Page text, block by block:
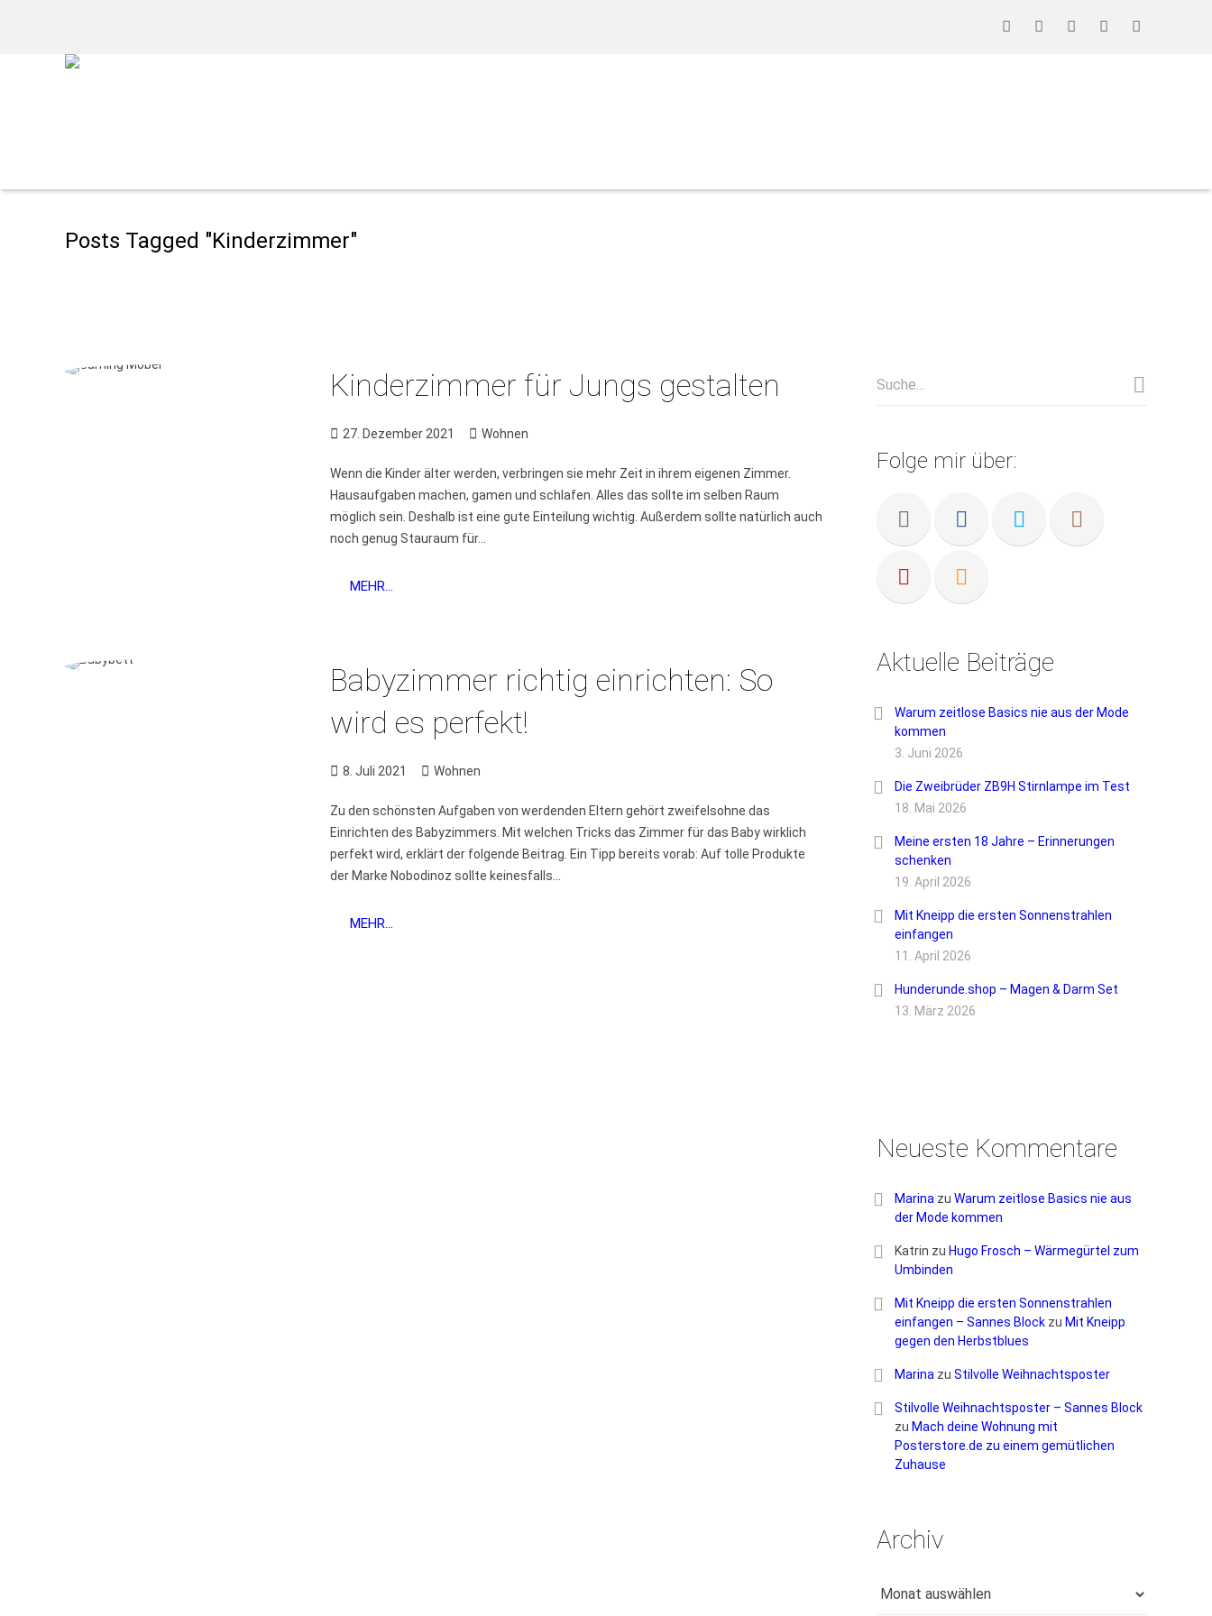
Posts Tagged "Kinderzimmer"
Kinderzimmer für Jungs gestalten
27. Dezember 2021 Wohnen
Wenn die Kinder älter werden, verbringen sie mehr Zeit in ihrem eigenen Zimmer.
Hausaufgaben machen, gamen und schlafen. Alles das sollte im selben Raum
möglich sein. Deshalb ist eine gute Einteilung wichtig. Außerdem sollte natürlich auch
noch genug Stauraum für...
MEHR...
Babyzimmer richtig einrichten: So
wird es perfekt!
8. Juli 2021 Wohnen
Zu den schönsten Aufgaben von werdenden Eltern gehört zweifelsohne das
Einrichten des Babyzimmers. Mit welchen Tricks das Zimmer für das Baby wirklich
perfekt wird, erklärt der folgende Beitrag. Ein Tipp bereits vorab: Auf tolle Produkte
der Marke Nobodinoz sollte keinesfalls...
MEHR...
Folge mir über:
Aktuelle Beiträge
Warum zeitlose Basics nie aus der Mode
kommen
3. Juni 2026
Die Zweibrüder ZB9H Stirnlampe im Test
18. Mai 2026
Meine ersten 18 Jahre – Erinnerungen
schenken
19. April 2026
Mit Kneipp die ersten Sonnenstrahlen
einfangen
11. April 2026
Hunderunde.shop – Magen & Darm Set
13. März 2026
Neueste Kommentare
Marina zu Warum zeitlose Basics nie aus
der Mode kommen
Katrin zu Hugo Frosch – Wärmegürtel zum
Umbinden
Mit Kneipp die ersten Sonnenstrahlen
einfangen – Sannes Block zu Mit Kneipp
gegen den Herbstblues
Marina zu Stilvolle Weihnachtsposter
Stilvolle Weihnachtsposter – Sannes Block
zu Mach deine Wohnung mit
Posterstore.de zu einem gemütlichen
Zuhause
Archiv